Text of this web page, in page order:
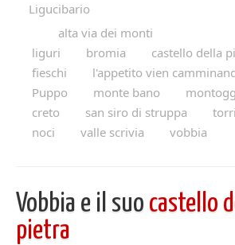
Ligucibario
alta via dei monti
liguri
bromia castello della
fieschi
l'appetito vien
Puppo
monte bano
creto
san siro di struppa
noci
valle scrivia vobbia
Vobbia e il suo castello
pietra